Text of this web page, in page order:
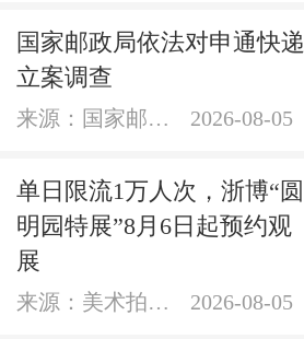
国家邮政局依法对申通快递
立案调查
来源：国家邮政局网站 2026-08-05
单日限流1万人次，浙博“圆
明园特展”8月6日起预约观
展
来源：美术拍卖网 2026-08-05